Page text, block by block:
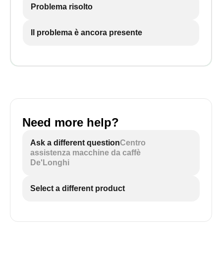
Problema risolto
Il problema è ancora presente
Need more help?
Ask a different questionCentro
assistenza macchine da caffè
De'Longhi
Select a different product